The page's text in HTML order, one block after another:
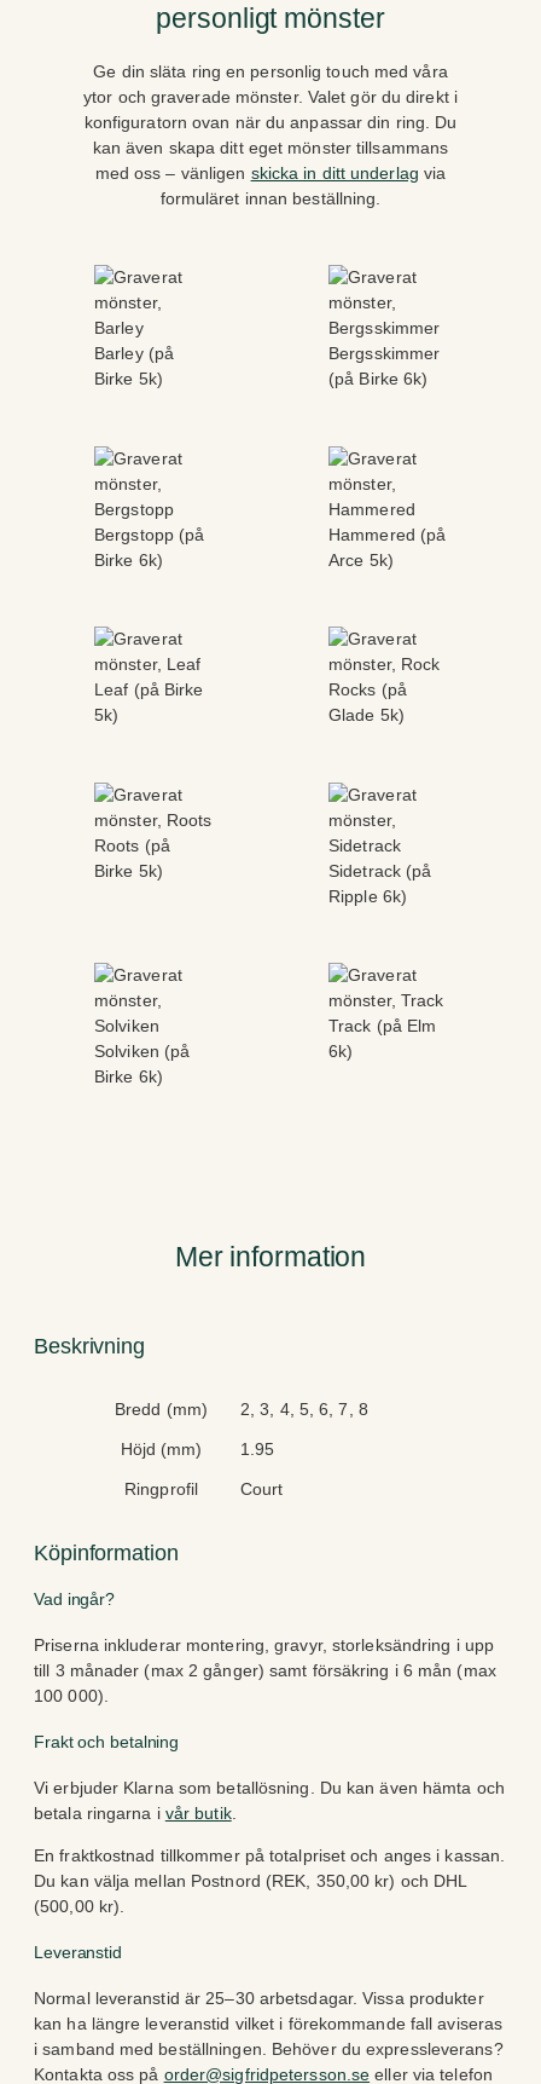
personligt mönster
Ge din släta ring en personlig touch med våra
ytor och graverade mönster. Valet gör du direkt i
konfiguratorn ovan när du anpassar din ring. Du
kan även skapa ditt eget mönster tillsammans
med oss – vänligen skicka in ditt underlag via
formuläret innan beställning.
Barley (på
Birke 5k)
Bergsskimmer
(på Birke 6k)
Bergstopp (på
Birke 6k)
Hammered (på
Arce 5k)
Leaf (på Birke
5k)
Rocks (på
Glade 5k)
Roots (på
Birke 5k)
Sidetrack (på
Ripple 6k)
Solviken (på
Birke 6k)
Track (på Elm
6k)
Mer information
Beskrivning
Bredd (mm) 2, 3, 4, 5, 6, 7, 8
Höjd (mm) 1.95
Ringprofil Court
Köpinformation
Vad ingår?
Priserna inkluderar montering, gravyr, storleksändring i upp
till 3 månader (max 2 gånger) samt försäkring i 6 mån (max
100 000).
Frakt och betalning
Vi erbjuder Klarna som betallösning. Du kan även hämta och
betala ringarna i vår butik.
En fraktkostnad tillkommer på totalpriset och anges i kassan.
Du kan välja mellan Postnord (REK, 350,00 kr) och DHL
(500,00 kr).
Leveranstid
Normal leveranstid är 25–30 arbetsdagar. Vissa produkter
kan ha längre leveranstid vilket i förekommande fall aviseras
i samband med beställningen. Behöver du expressleverans?
Kontakta oss på order@sigfridpetersson.se eller via telefon